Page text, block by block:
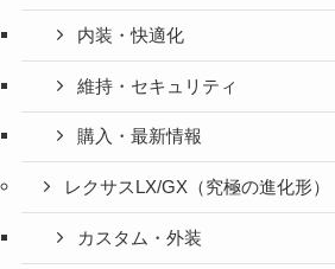
内装・快適化
維持・セキュリティ
購入・最新情報
レクサスLX/GX（究極の進化形）
カスタム・外装